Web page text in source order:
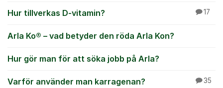
Hur tillverkas D-vitamin? 17
Arla Ko® – vad betyder den röda Arla Kon?
Hur gör man för att söka jobb på Arla?
Varför använder man karragenan? 35